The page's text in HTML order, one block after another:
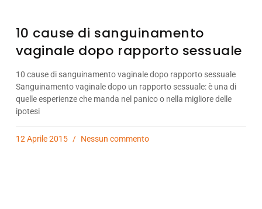
10 cause di sanguinamento
vaginale dopo rapporto sessuale
10 cause di sanguinamento vaginale dopo rapporto sessuale
Sanguinamento vaginale dopo un rapporto sessuale: è una di
quelle esperienze che manda nel panico o nella migliore delle
ipotesi
12 Aprile 2015 Nessun commento